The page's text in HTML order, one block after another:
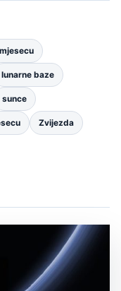
lunarne baze
sunce
Zvijezda